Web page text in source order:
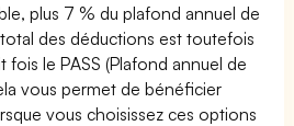
plus 7 % du plafond annuel de
des déductions est toutefois
le PASS (Plafond annuel de
vous permet de bénéficier
vous choisissez ces options